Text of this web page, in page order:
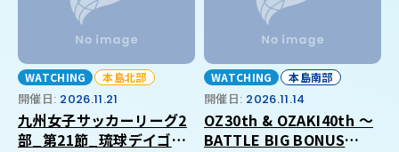
WATCHING 本島北部
開催日: 2026.11.21
九州女子サッカーリーグ2
部_第21節_琉球デイゴス
WATCHING 本島南部
開催日: 2026.11.14
OZ30th & OZAKI40th ～
BATTLE BIG BONUS